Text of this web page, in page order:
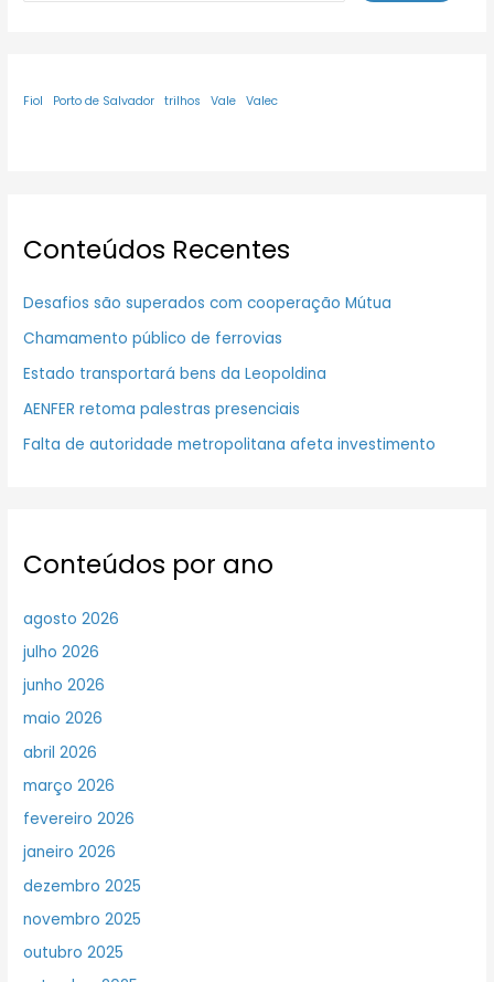
Fiol Porto de Salvador trilhos Vale Valec
Conteúdos Recentes
Desafios são superados com cooperação Mútua
Chamamento público de ferrovias
Estado transportará bens da Leopoldina
AENFER retoma palestras presenciais
Falta de autoridade metropolitana afeta investimento
Conteúdos por ano
agosto 2026
julho 2026
junho 2026
maio 2026
abril 2026
março 2026
fevereiro 2026
janeiro 2026
dezembro 2025
novembro 2025
outubro 2025